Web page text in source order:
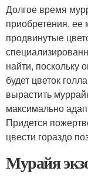
Долгое время
приобретения, ее
продвинутые
найти, поскольку
будет цветок
вырастить
максимально
Придется
цвести гораздо
Мурайя